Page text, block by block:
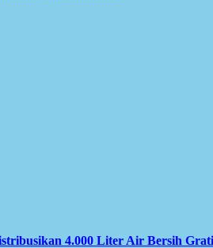
4.000 Liter Air Bersih